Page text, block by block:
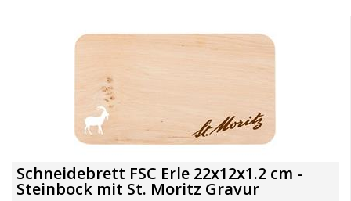
Schneidebrett FSC Erle 22x12x1.2 cm -
Steinbock mit St. Moritz Gravur